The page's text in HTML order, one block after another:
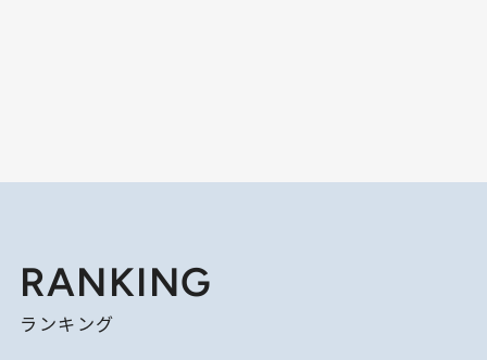
RANKING
ランキング